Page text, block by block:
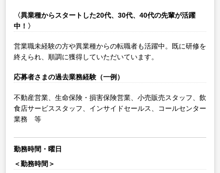
〈異業種からスタートした20代、30代、40代の先輩が活躍
中！〉
営業職未経験の方や異業種からの転職者も活躍中。既に研修を
終えられ、順調に獲得していただいています。
応募者さまの過去業務経験（一例）
不動産営業、生命保険・損害保険営業、小売販売スタッフ、飲
食店サービススタッフ、インサイドセールス、コールセンター
業務 等
勤務時間・曜日
＜勤務時間＞